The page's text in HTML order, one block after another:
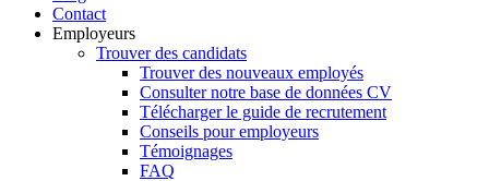
Contact
Employeurs
Trouver des candidats
Trouver des nouveaux employés
Consulter notre base de données CV
Télécharger le guide de recrutement
Conseils pour employeurs
Témoignages
FAQ